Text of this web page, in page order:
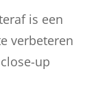
is een
verbeteren
up